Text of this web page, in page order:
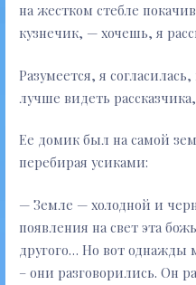
на жестком стебле
кузнечик, — хочешь, я
Разумеется, я
лучше видеть
Ее домик был на самой
перебирая усиками:
— Земле — холодной и
появления на свет эта
другого… Но вот
– они разговорились. Он